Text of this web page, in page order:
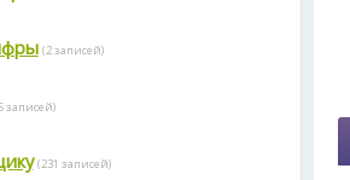
(2 записей)
записей)
(231 записей)